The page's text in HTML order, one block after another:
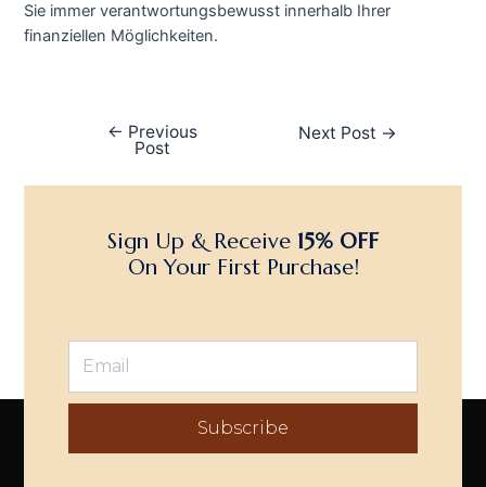
Sie immer verantwortungsbewusst innerhalb Ihrer
finanziellen Möglichkeiten.
← Previous
Post
Next Post →
Sign Up & Receive 15% OFF
On Your First Purchase!
Subscribe